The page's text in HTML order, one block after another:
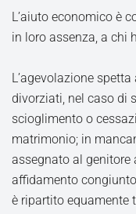
L’aiuto economico è
in loro assenza, a chi
L’agevolazione
divorziati, nel caso di
scioglimento o
matrimonio; in
assegnato al genitore
affidamento
è ripartito equamente